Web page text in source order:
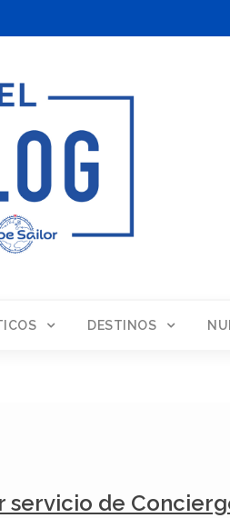
DESTINOS
servicio de